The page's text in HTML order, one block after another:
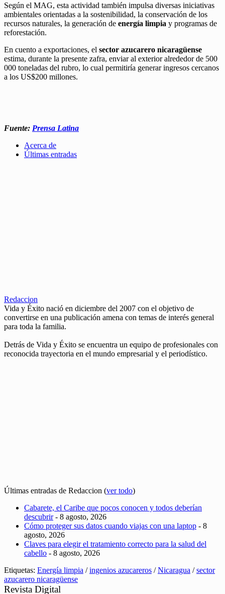
Según el MAG, esta actividad también impulsa diversas iniciativas
ambientales orientadas a la sostenibilidad, la conservación de los
recursos naturales, la generación de energía limpia y programas de
reforestación.
En cuento a exportaciones, el sector azucarero nicaragüense
estima, durante la presente zafra, enviar al exterior alrededor de 500
000 toneladas del rubro, lo cual permitiría generar ingresos cercanos
a los US$200 millones.
Fuente: Prensa Latina
Acerca de
Últimas entradas
Redaccion
Vida y Éxito nació en diciembre del 2007 con el objetivo de
convertirse en una publicación amena con temas de interés general
para toda la familia.
Detrás de Vida y Éxito se encuentra un equipo de profesionales con
reconocida trayectoria en el mundo empresarial y el periodístico.
Últimas entradas de Redaccion (ver todo)
Cabarete, el Caribe que pocos conocen y todos deberían
descubrir- 8 agosto, 2026
Cómo proteger sus datos cuando viajas con una laptop - 8
agosto, 2026
Claves para elegir el tratamiento correcto para la salud del
cabello - 8 agosto, 2026
Etiquetas: Energía limpia /ingenios azucareros /Nicaragua /sector
azucarero nicaragüense
Revista Digital